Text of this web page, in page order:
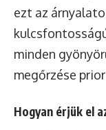
ezt az
minden
megőrzése
Hogyan érjük el